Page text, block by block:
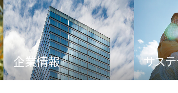
企業情報 サス